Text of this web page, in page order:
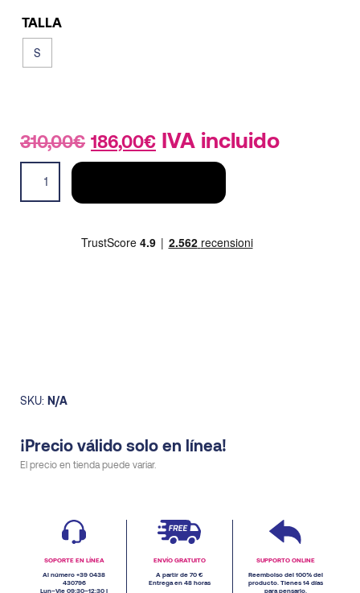
TALLA
S
310,00€ Original
price
310,00€.
186,00€ Current
price
186,00€.
IVA incluido
SKU: N/A
¡Precio válido solo en línea!
El precio en tienda puede variar.
SOPORTE EN LÍNEA
Al número +39 0438
430796
Lun–Vie 09:30–12:30 |
ENVÍO GRATUITO
A partir de 70 €
Entrega en 48 horas
SUPPORTO ONLINE
Reembolso del 100% del
producto. Tienes 14 días
para pensarlo.